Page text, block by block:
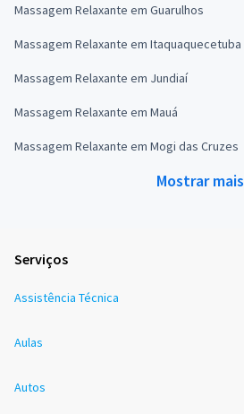
Massagem Relaxante em Guarulhos
Massagem Relaxante em Itaquaquecetuba
Massagem Relaxante em Jundiaí
Massagem Relaxante em Mauá
Massagem Relaxante em Mogi das Cruzes
Mostrar mais
Serviços
Assistência Técnica
Aulas
Autos